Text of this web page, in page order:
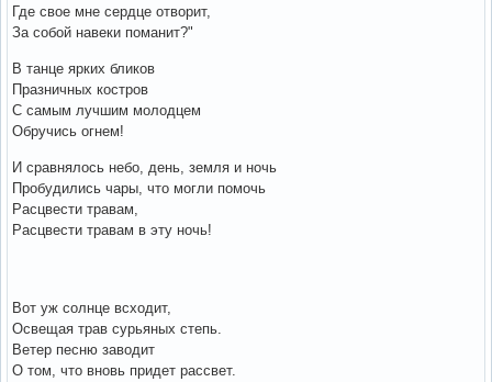
Где свое мне сердце отворит,
За собой навеки поманит?"
В танце ярких бликов
Празничных костров
С самым лучшим молодцем
Обручись огнем!
И сравнялось небо, день, земля и ночь
Пробудились чары, что могли помочь
Расцвести травам,
Расцвести травам в эту ночь!
Вот уж солнце всходит,
Освещая трав сурьяных степь.
Ветер песню заводит
О том, что вновь придет рассвет.